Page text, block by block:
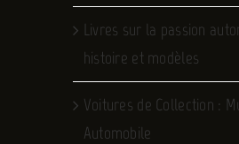
Livres sur la passion
histoire et modèles
Voitures de Collection :
Automobile